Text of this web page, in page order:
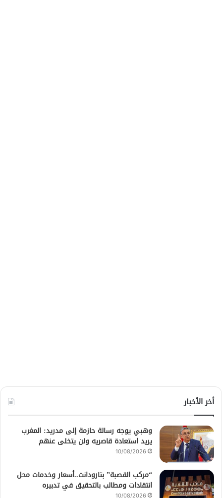
أخر الأخبار
وهبي يوجه رسالة حازمة إلى مدريد: المغرب
يريد استعادة قاصريه ولن يتخلى عنهم
10/08/2026
“مركب القصبة” بتارودانت..أسعار وخدمات محل
انتقادات ومطالب بالتحقيق في تدبيره
10/08/2026